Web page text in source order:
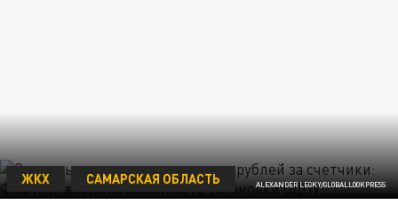
ALEXANDER LEGKY/GLOBALLOOKPRESS
ЖКХ САМАРСКАЯ ОБЛАСТЬ